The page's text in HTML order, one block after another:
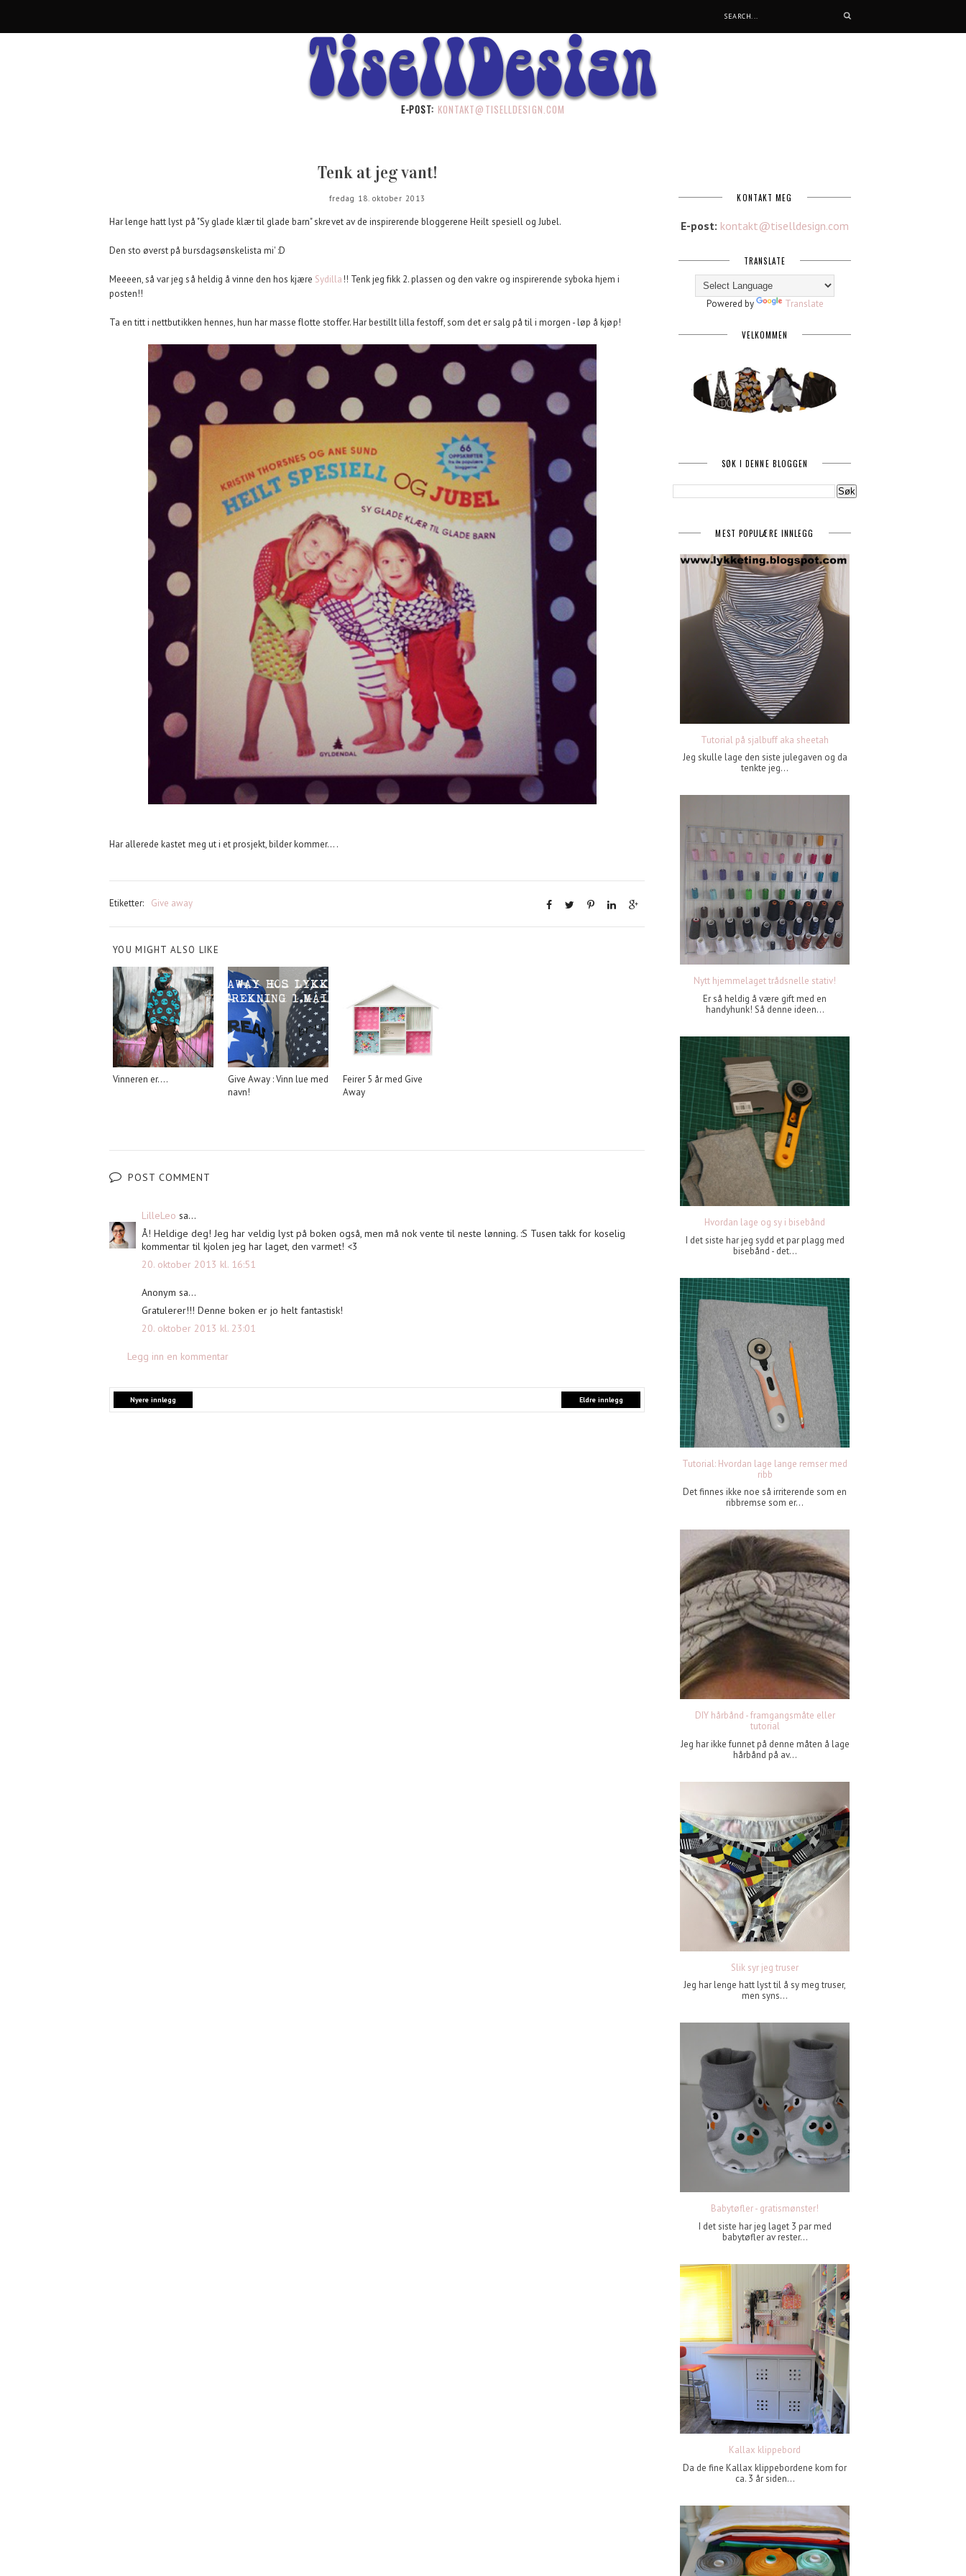
E-POST: KONTAKT@TISELLDESIGN.COM
Tenk at jeg vant!
fredag 18. oktober 2013
Har lenge hatt lyst på "Sy glade klær til glade barn" skrevet av de inspirerende bloggerene Heilt spesiell og Jubel.
Den sto øverst på bursdagsønskelista mi' :D
Meeeen, så var jeg så heldig å vinne den hos kjære Sydilla!! Tenk jeg fikk 2. plassen og den vakre og inspirerende syboka hjem i
posten!!
Ta en titt i nettbutikken hennes, hun har masse flotte stoffer. Har bestillt lilla festoff, som det er salg på til i morgen - løp å kjøp!
Har allerede kastet meg ut i et prosjekt, bilder kommer....
Etiketter: Give away
YOU MIGHT ALSO LIKE
Vinneren er....
Give Away : Vinn lue med
navn!
Feirer 5 år med Give
Away
POST COMMENT
LilleLeo sa...
Å! Heldige deg! Jeg har veldig lyst på boken også, men må nok vente til neste lønning. :S Tusen takk for koselig
kommentar til kjolen jeg har laget, den varmet! <3
20. oktober 2013 kl. 16:51
Anonym sa...
Gratulerer!!! Denne boken er jo helt fantastisk!
20. oktober 2013 kl. 23:01
Legg inn en kommentar
Nyere innlegg Eldre innlegg
KONTAKT MEG
E-post: kontakt@tiselldesign.com
TRANSLATE
Powered by Translate
VELKOMMEN
SØK I DENNE BLOGGEN
MEST POPULÆRE INNLEGG
Tutorial på sjalbuff aka sheetah
Jeg skulle lage den siste julegaven og da
tenkte jeg...
Nytt hjemmelaget trådsnelle stativ!
Er så heldig å være gift med en
handyhunk! Så denne ideen...
Hvordan lage og sy i bisebånd
I det siste har jeg sydd et par plagg med
bisebånd - det...
Tutorial: Hvordan lage lange remser med
ribb
Det finnes ikke noe så irriterende som en
ribbremse som er...
DIY hårbånd - framgangsmåte eller
tutorial
Jeg har ikke funnet på denne måten å lage
hårbånd på av...
Slik syr jeg truser
Jeg har lenge hatt lyst til å sy meg truser,
men syns...
Babytøfler - gratismønster!
I det siste har jeg laget 3 par med
babytøfler av rester...
Kallax klippebord
Da de fine Kallax klippebordene kom for
ca. 3 år siden...